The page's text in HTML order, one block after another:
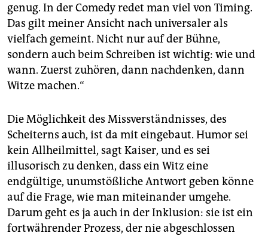
genug. In der Comedy redet man viel von Timing.
Das gilt meiner Ansicht nach universaler als
vielfach gemeint. Nicht nur auf der Bühne,
sondern auch beim Schreiben ist wichtig: wie und
wann. Zuerst zuhören, dann nachdenken, dann
Witze machen.“
Die Möglichkeit des Missverständnisses, des
Scheiterns auch, ist da mit eingebaut. Humor sei
kein Allheilmittel, sagt Kaiser, und es sei
illusorisch zu denken, dass ein Witz eine
endgültige, unumstößliche Antwort geben könne
auf die Frage, wie man miteinander umgehe.
Darum geht es ja auch in der Inklusion: sie ist ein
fortwährender Prozess, der nie abgeschlossen